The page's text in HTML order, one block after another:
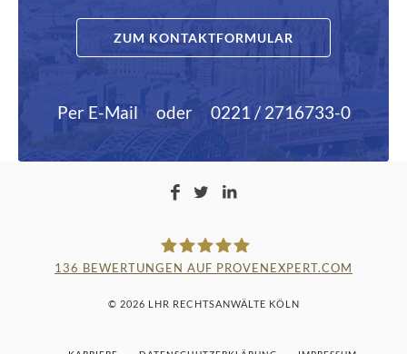
ZUM KONTAKTFORMULAR
Per E-Mail oder 0221 / 2716733-0
LAMPMANN, HABERKAMM &
ROSENBAUM
136 BEWERTUNGEN AUF PROVENEXPERT.COM
© 2026 LHR RECHTSANWÄLTE KÖLN